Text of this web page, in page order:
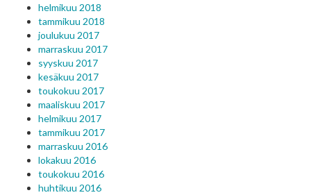
helmikuu 2018
tammikuu 2018
joulukuu 2017
marraskuu 2017
syyskuu 2017
kesäkuu 2017
toukokuu 2017
maaliskuu 2017
helmikuu 2017
tammikuu 2017
marraskuu 2016
lokakuu 2016
toukokuu 2016
huhtikuu 2016